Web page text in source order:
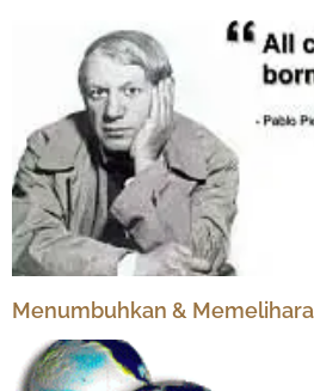
Menumbuhkan &